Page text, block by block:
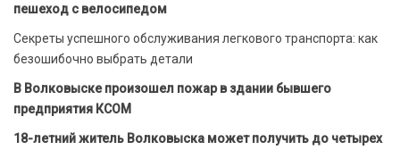
пешеход с велосипедом
Секреты успешного обслуживания легкового транспорта: как
безошибочно выбрать детали
В Волковыске произошел пожар в здании бывшего
предприятия КСОМ
18-летний житель Волковыска может получить до четырех